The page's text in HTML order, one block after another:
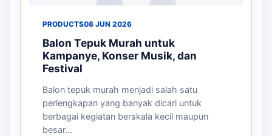
PRODUCTS08 JUN 2026
Balon Tepuk Murah untuk
Kampanye, Konser Musik, dan
Festival
Balon tepuk murah menjadi salah satu
perlengkapan yang banyak dicari untuk
berbagai kegiatan berskala kecil maupun
besar...